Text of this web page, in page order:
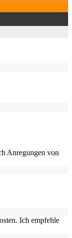
Anregungen von
Ich empfehle